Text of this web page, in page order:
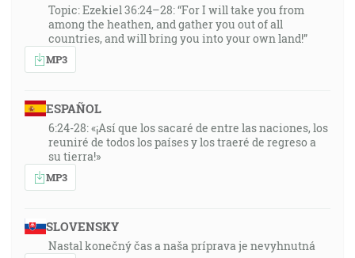
Topic: Ezekiel 36:24–28: “For I will take you from
among the heathen, and gather you out of all
countries, and will bring you into your own land!”
MP3
ESPAÑOL
6:24-28: «¡Así que los sacaré de entre las naciones, los
reuniré de todos los países y los traeré de regreso a
su tierra!»
MP3
SLOVENSKY
Nastal konečný čas a naša príprava je nevyhnutná